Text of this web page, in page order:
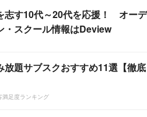
志す10代～20代を応援！ オーデ
・スクール情報はDeview
放題サブスクおすすめ11選【徹底
満足度ランキング